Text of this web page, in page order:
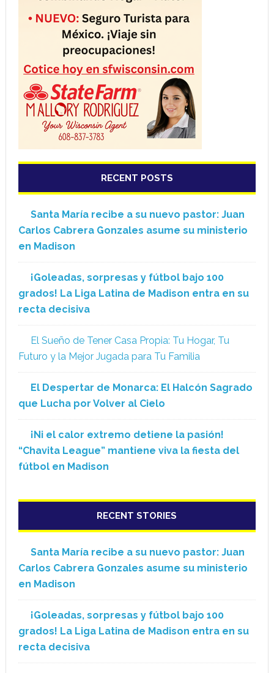
RECENT POSTS
Santa María recibe a su nuevo pastor: Juan
Carlos Cabrera Gonzales asume su ministerio
en Madison
¡Goleadas, sorpresas y fútbol bajo 100
grados! La Liga Latina de Madison entra en su
recta decisiva
El Sueño de Tener Casa Propia: Tu Hogar, Tu
Futuro y la Mejor Jugada para Tu Familia
El Despertar de Monarca: El Halcón Sagrado
que Lucha por Volver al Cielo
¡Ni el calor extremo detiene la pasión!
“Chavita League” mantiene viva la fiesta del
fútbol en Madison
RECENT STORIES
Santa María recibe a su nuevo pastor: Juan
Carlos Cabrera Gonzales asume su ministerio
en Madison
¡Goleadas, sorpresas y fútbol bajo 100
grados! La Liga Latina de Madison entra en su
recta decisiva